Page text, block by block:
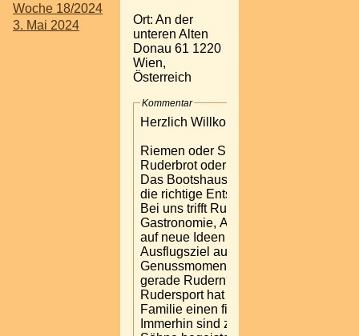
Woche 18/2024
3. Mai 2024
Ort: An der
unteren Alten
Donau 61 1220
Wien,
Österreich
Kommentar
Herzlich Willkommen
Riemen oder Skulls?
Ruderbrot oder Achterl?
Das Bootshaus ist immer
die richtige Entscheidung.
Bei uns trifft Rudersport auf
Gastronomie, Alte Donau
auf neue Ideen und
Ausflugsziel auf
Genussmomente. Warum
gerade Rudern? Der
Rudersport hat in unserer
Familie einen fixen Platz.
Immerhin sind zwei unserer